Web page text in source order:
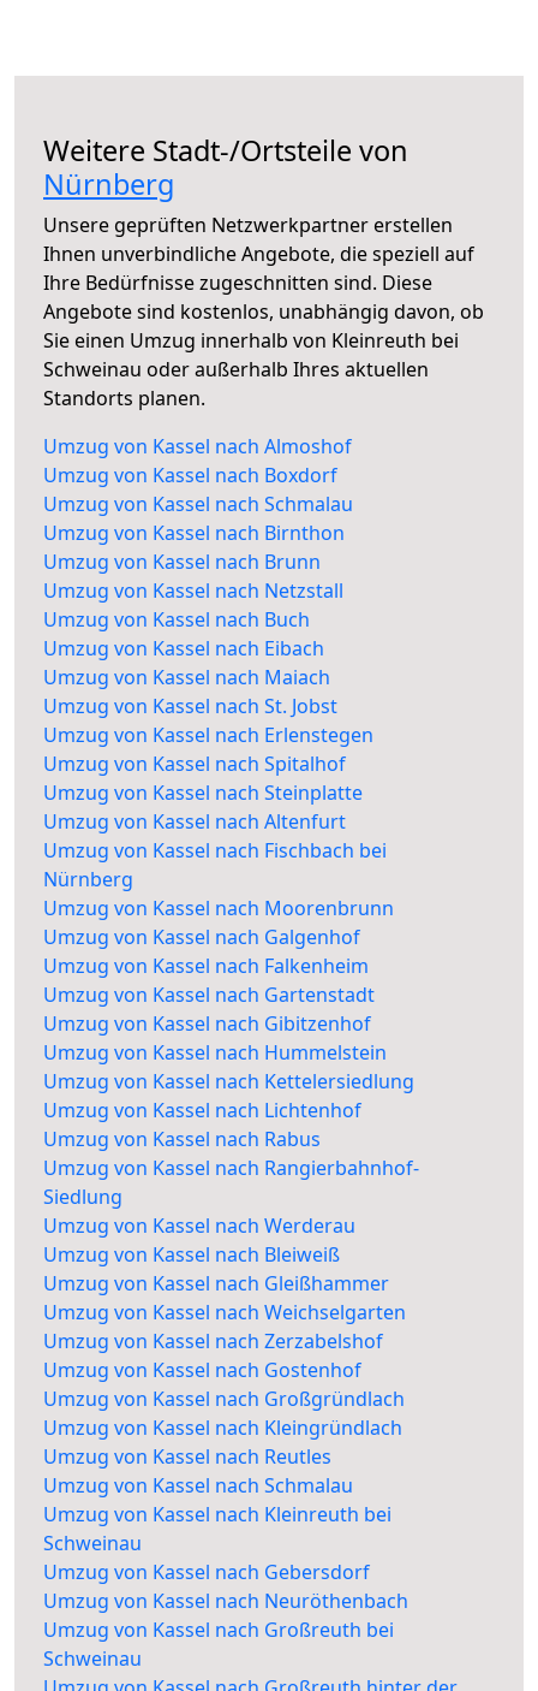
Weitere Stadt-/Ortsteile von
Nürnberg
Unsere geprüften Netzwerkpartner erstellen
Ihnen unverbindliche Angebote, die speziell auf
Ihre Bedürfnisse zugeschnitten sind. Diese
Angebote sind kostenlos, unabhängig davon, ob
Sie einen Umzug innerhalb von Kleinreuth bei
Schweinau oder außerhalb Ihres aktuellen
Standorts planen.
Umzug von Kassel nach Almoshof
Umzug von Kassel nach Boxdorf
Umzug von Kassel nach Schmalau
Umzug von Kassel nach Birnthon
Umzug von Kassel nach Brunn
Umzug von Kassel nach Netzstall
Umzug von Kassel nach Buch
Umzug von Kassel nach Eibach
Umzug von Kassel nach Maiach
Umzug von Kassel nach St. Jobst
Umzug von Kassel nach Erlenstegen
Umzug von Kassel nach Spitalhof
Umzug von Kassel nach Steinplatte
Umzug von Kassel nach Altenfurt
Umzug von Kassel nach Fischbach bei
Nürnberg
Umzug von Kassel nach Moorenbrunn
Umzug von Kassel nach Galgenhof
Umzug von Kassel nach Falkenheim
Umzug von Kassel nach Gartenstadt
Umzug von Kassel nach Gibitzenhof
Umzug von Kassel nach Hummelstein
Umzug von Kassel nach Kettelersiedlung
Umzug von Kassel nach Lichtenhof
Umzug von Kassel nach Rabus
Umzug von Kassel nach Rangierbahnhof-
Siedlung
Umzug von Kassel nach Werderau
Umzug von Kassel nach Bleiweiß
Umzug von Kassel nach Gleißhammer
Umzug von Kassel nach Weichselgarten
Umzug von Kassel nach Zerzabelshof
Umzug von Kassel nach Gostenhof
Umzug von Kassel nach Großgründlach
Umzug von Kassel nach Kleingründlach
Umzug von Kassel nach Reutles
Umzug von Kassel nach Schmalau
Umzug von Kassel nach Kleinreuth bei
Schweinau
Umzug von Kassel nach Gebersdorf
Umzug von Kassel nach Neuröthenbach
Umzug von Kassel nach Großreuth bei
Schweinau